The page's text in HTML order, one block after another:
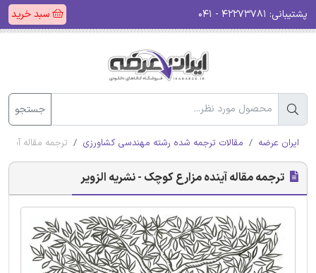
پشتیبانی: سبد خرید
جستجو
ایران عرضه مقالات ترجمه شده رشته مهندسی کشاورزی ترجمه مقاله
ترجمه مقاله آینده مزارع کوچک - نشریه الزویر